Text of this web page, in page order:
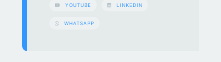
YOUTUBE LINKEDIN
WHATSAPP